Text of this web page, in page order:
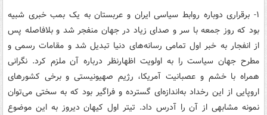
۱- برقراری دوباره روابط سیاسی ایران و عربستان به یک بمب خبری شبیه
بود که روز جمعه با سر و صدای زیاد در جهان منفجر شد و بلافاصله پس
از انفجار به خبر اول تمامی رسانه‌های دنیا تبدیل شد و مقامات رسمی و
مطرح جهان سیاست را به اولویت اظهارنظر درباره آن ملزم کرد. نگرانی
همراه با خشم و عصبانیت آمریکا، رژیم صهیونیستی و برخی کشورهای
اروپایی از این رخداد به‌اندازه‌ای گسترده و فراگیر بود که به سختی می‌توان
نمونه مشابهی از آن را آدرس داد. تیتر اول کیهان دیروز به این موضوع